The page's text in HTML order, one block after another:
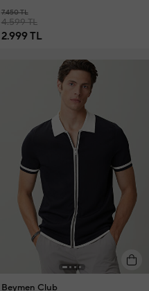
7.450 TL
4.599 TL
2.999 TL
Beymen Club